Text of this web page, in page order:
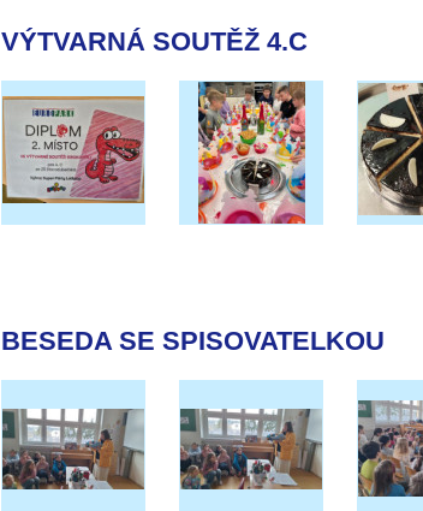
VÝTVARNÁ SOUTĚŽ 4.C
BESEDA SE SPISOVATELKOU